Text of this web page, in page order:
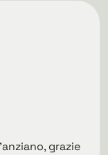
grazie